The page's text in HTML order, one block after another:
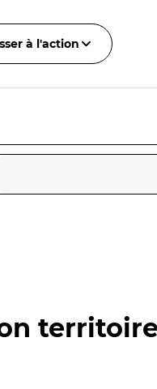
à l'action